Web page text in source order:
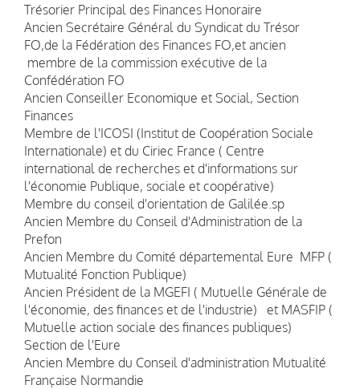
Trésorier Principal des Finances Honoraire
Ancien Secrétaire Général du Syndicat du Trésor
FO,de la Fédération des Finances FO,et ancien
membre de la commission exécutive de la
Confédération FO
Ancien Conseiller Economique et Social, Section
Finances
Membre de l'ICOSI (Institut de Coopération Sociale
Internationale) et du Ciriec France ( Centre
international de recherches et d'informations sur
l'économie Publique, sociale et coopérative)
Membre du conseil d'orientation de Galilée.sp
Ancien Membre du Conseil d'Administration de la
Prefon
Ancien Membre du Comité départemental Eure MFP (
Mutualité Fonction Publique)
Ancien Président de la MGEFI ( Mutuelle Générale de
l'économie, des finances et de l'industrie) et MASFIP (
Mutuelle action sociale des finances publiques)
Section de l'Eure
Ancien Membre du Conseil d'administration Mutualité
Française Normandie